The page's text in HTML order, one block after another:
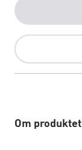
Om produktet